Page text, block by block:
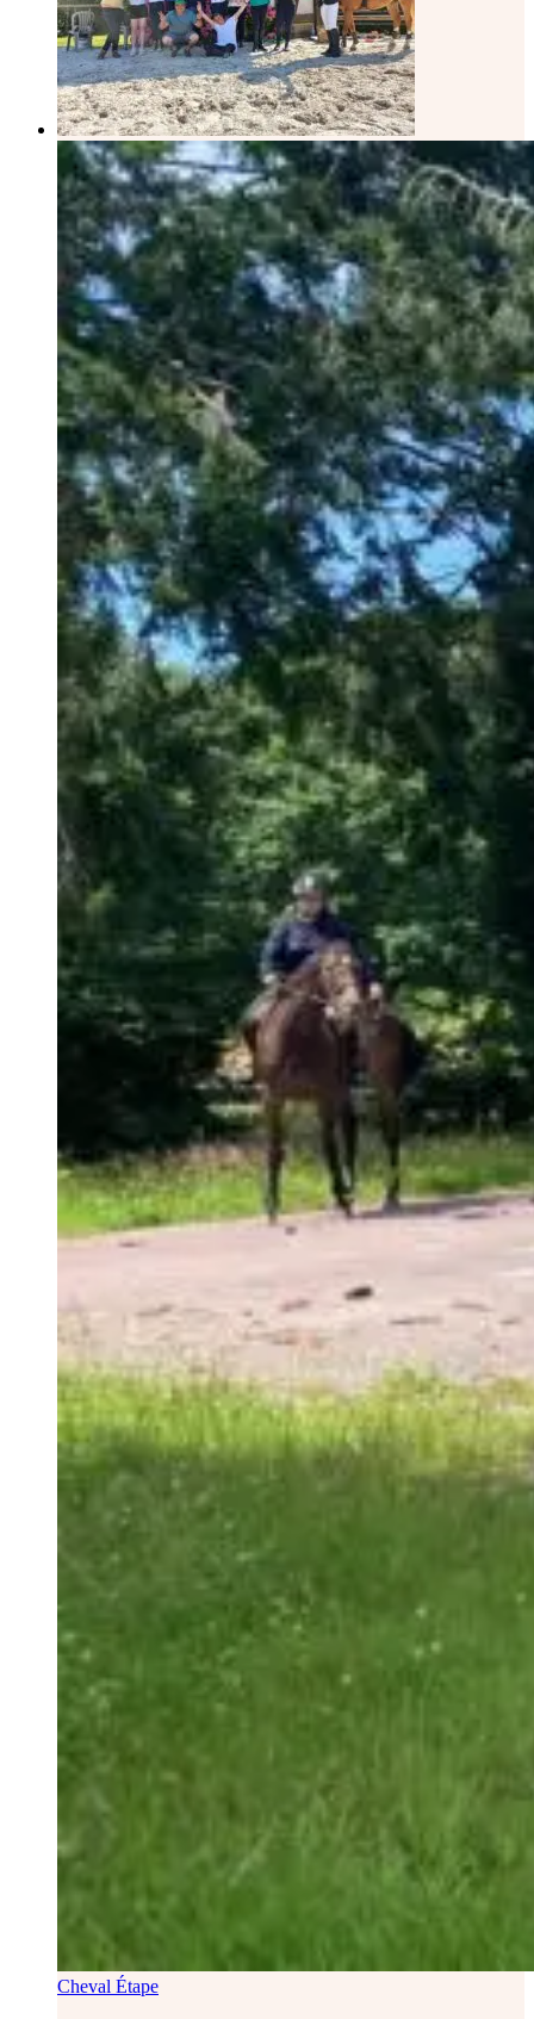
Cheval Étape